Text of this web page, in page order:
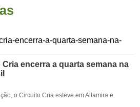
encerra a quarta semana na
o Circuito Cria esteve em Altamira e